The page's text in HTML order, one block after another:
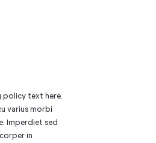
policy text here.
varius morbi
Imperdiet sed
in